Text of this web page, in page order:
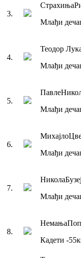
3.
Страхиња
Млађи
4.
Теодор
Млађи
5.
Павле
Млађи
6.
Михајло
Млађи
7.
Никола
Млађи
8.
Немања
Кадети -55